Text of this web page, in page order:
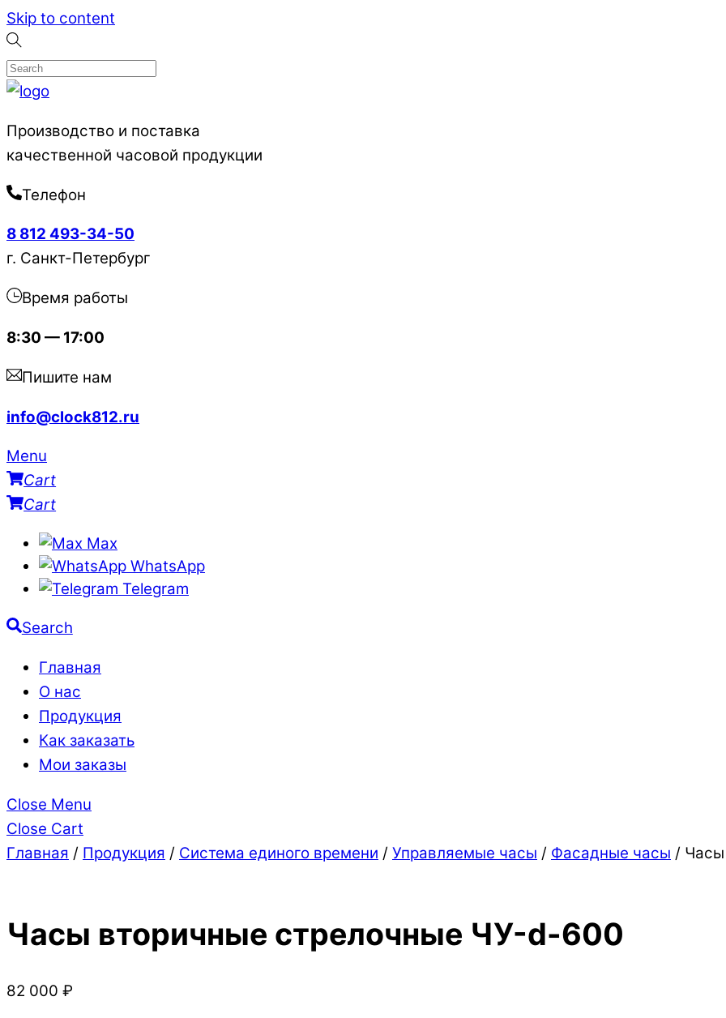
Skip to content
Производство и поставка
качественной часовой продукции
Телефон
8 812 493-34-50
г. Санкт-Петербург
Время работы
8:30 — 17:00
Пишите нам
info@clock812.ru
Menu
Cart
Cart
Max
WhatsApp
Telegram
Search
Главная
О нас
Продукция
Как заказать
Мои заказы
Close Menu
Close Cart
Главная / Продукция / Система единого времени / Управляемые часы / Фасадные часы /
Часы вторичные стрелочные ЧУ-d-600
82 000 ₽